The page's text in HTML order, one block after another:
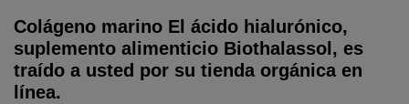
Colágeno marino El ácido hialurónico,
suplemento alimenticio Biothalassol, es
traído a usted por su tienda orgánica en
línea.